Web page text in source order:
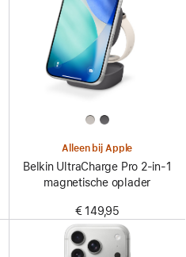
Alleen bij Apple
Belkin UltraCharge Pro 2-in-1
magnetische oplader
€ 149,95